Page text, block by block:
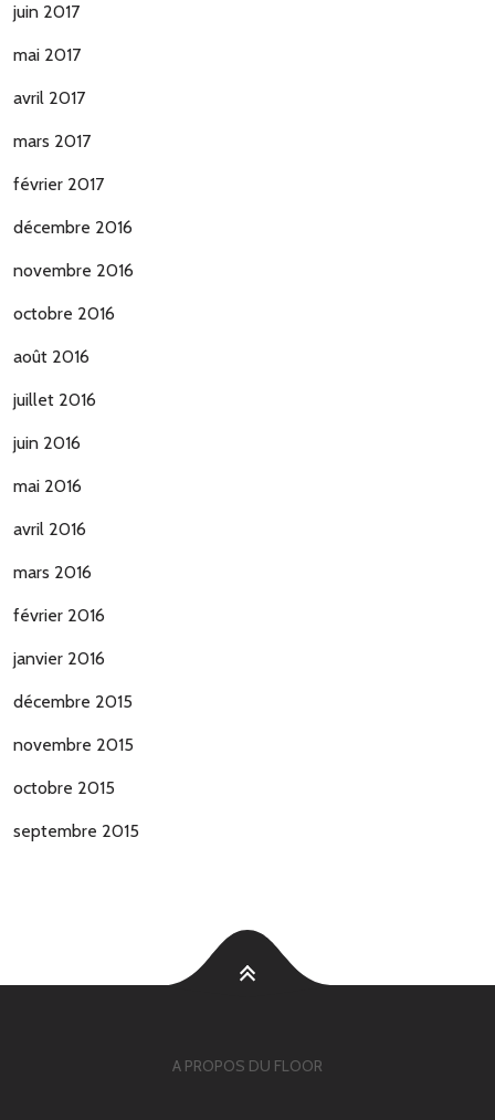
juin 2017
mai 2017
avril 2017
mars 2017
février 2017
décembre 2016
novembre 2016
octobre 2016
août 2016
juillet 2016
juin 2016
mai 2016
avril 2016
mars 2016
février 2016
janvier 2016
décembre 2015
novembre 2015
octobre 2015
septembre 2015
A PROPOS DU FLOOR